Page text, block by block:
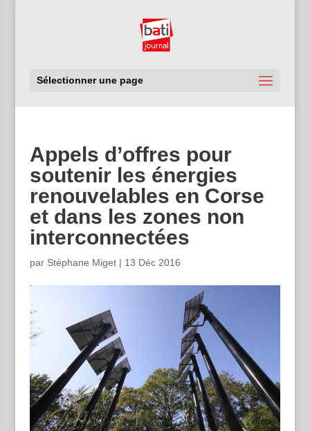
Sélectionner une page
Appels d’offres pour
soutenir les énergies
renouvelables en Corse
et dans les zones non
interconnectées
par Stéphane Miget| 13 Déc 2016